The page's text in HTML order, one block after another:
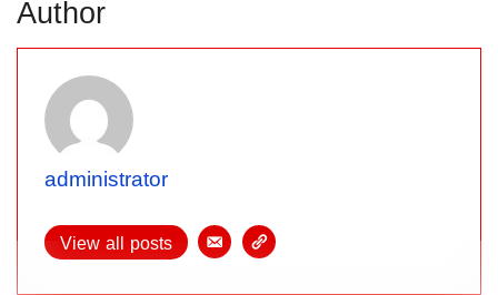
Author
administrator
View all posts